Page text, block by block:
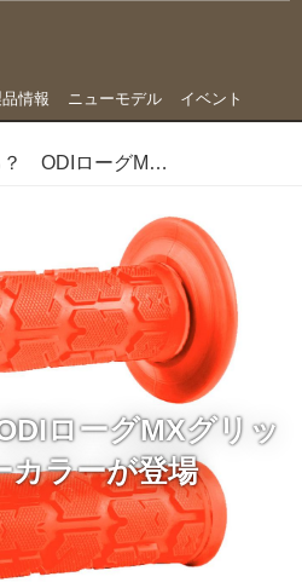
情報 ニューモデル イベント
何色にする？ ODIローグMXグリップに2色のニューカラーが登場
ローグMXグリッ
カラーが登場